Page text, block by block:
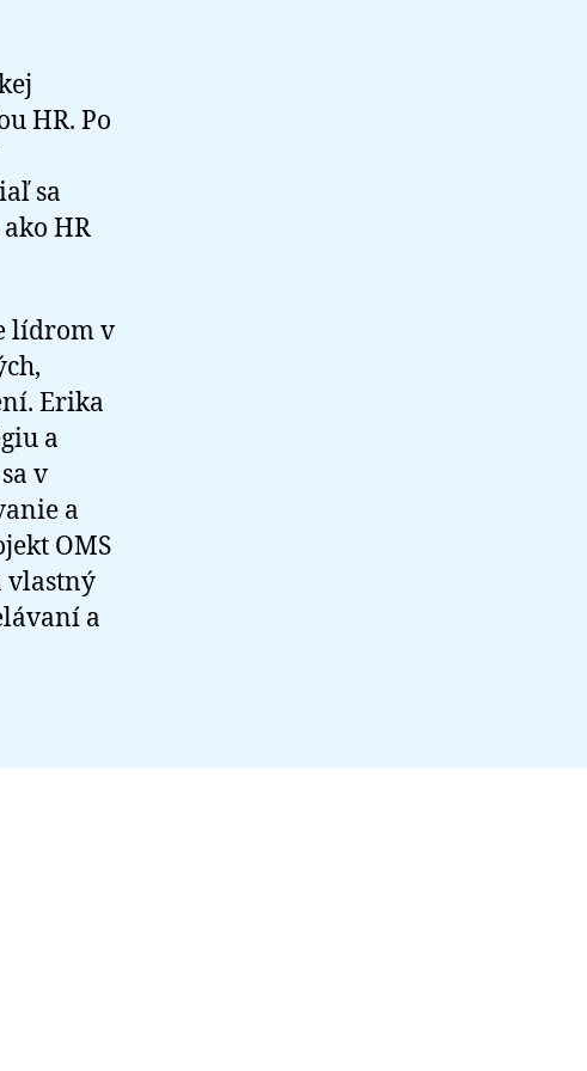
HR. Po
sa
HR
lídrom v
Erika
a
v
a
OMS
vlastný
a